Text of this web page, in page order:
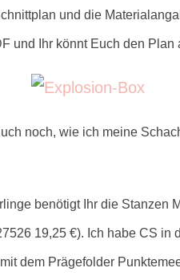
unddie
und Ihr könnt Euch den Plan
noch, wie ich meine
benötigt Ihr die Stanzen
19,25 €). Ich habe CS
dem Prägefolder